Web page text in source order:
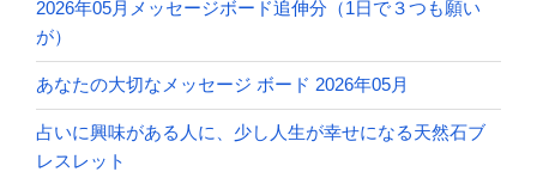
2026年05月メッセージボード追伸分（1日で３つも願い
が）
あなたの大切なメッセージ ボード 2026年05月
占いに興味がある人に、少し人生が幸せになる天然石ブ
レスレット